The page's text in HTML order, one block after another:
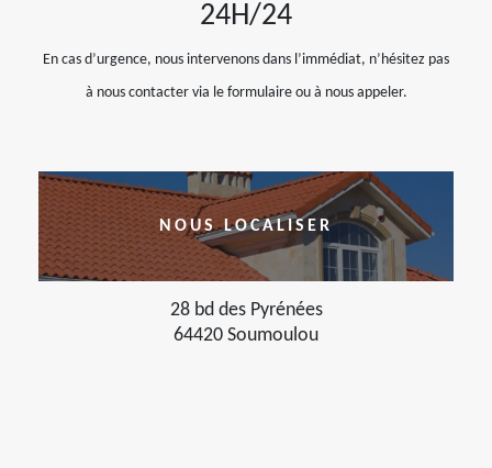
24H/24
En cas d’urgence, nous intervenons dans l’immédiat, n’hésitez pas
à nous contacter via le formulaire ou à nous appeler.
NOUS LOCALISER
28 bd des Pyrénées
64420 Soumoulou